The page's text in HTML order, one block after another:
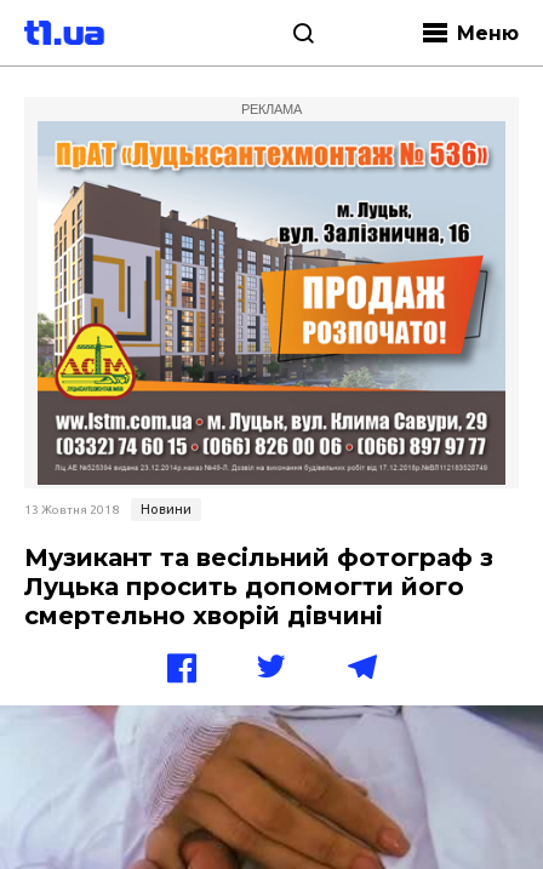
Меню
РЕКЛАМА
13 Жовтня 2018 Новини
Музикант та весільний фотограф з
Луцька просить допомогти його
смертельно хворій дівчині